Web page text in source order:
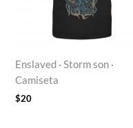
Enslaved · Storm son ·
Camiseta
$20